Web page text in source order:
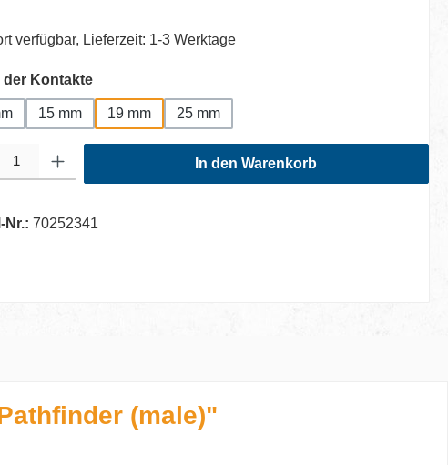
verfügbar, Lieferzeit: 1-3 Werktage
der Kontakteauswählen
15 mm 19 mm 25 mm
Anzahl: Gib den gewünschten Wert ein oder benutze die Schaltflächen um
In den Warenkorb
Nr.: 70252341
(male)"